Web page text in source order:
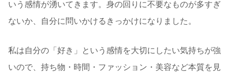
いう感情が湧いてきます。身の回りに不要なものが多すぎ
ないか、自分に問いかけるきっかけになりました。
私は自分の「好き」という感情を大切にしたい気持ちが強
いので、持ち物・時間・ファッション・美容など本質を見